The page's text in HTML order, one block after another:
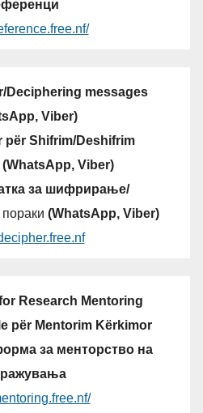
Deciphering messages
Viber)
për Shifrim/Deshifrim
Viber)
за шифрирање/
(WhatsApp, Viber)
Research Mentoring
për Mentorim Kërkimor
за менторство на